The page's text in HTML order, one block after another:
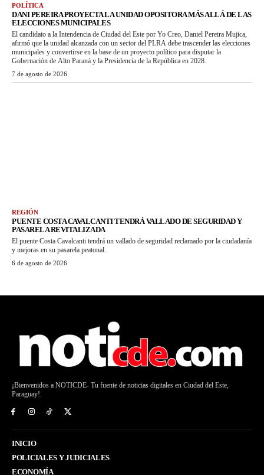
POLÍTICA
DANI PEREIRA PROYECTA LA UNIDAD OPOSITORA MÁS ALLÁ DE LAS
ELECCIONES MUNICIPALES
El candidato a la Intendencia de Ciudad del Este por Yo Creo, Daniel Pereira Mujica,
afirmó que la unidad alcanzada con un sector del PLRA debe trascender las elecciones
municipales y convertirse en la base de un proyecto político para disputar la
Gobernación de Alto Paraná y la Presidencia de la República en 2028.
7 de agosto de 2026
REGIÓN
PUENTE COSTA CAVALCANTI TENDRÁ VALLADO DE SEGURIDAD Y
PASARELA REVITALIZADA
El puente Costa Cavalcanti tendrá un vallado de seguridad reclamado por la ciudadanía
y mejoras en su pasarela peatonal.
6 de agosto de 2026
¡Bienvenidos a NOTICDE- Tu fuente de noticias digitales en Ciudad del Este,
Paraguay!.
INICIO
POLICIALES Y JUDICIALES
ECONOMÍA